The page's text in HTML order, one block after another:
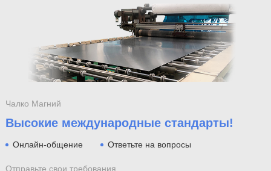
Чалко Магний
Высокие международные стандарты!
Онлайн-общение Ответьте на вопросы
Отправьте свои требования